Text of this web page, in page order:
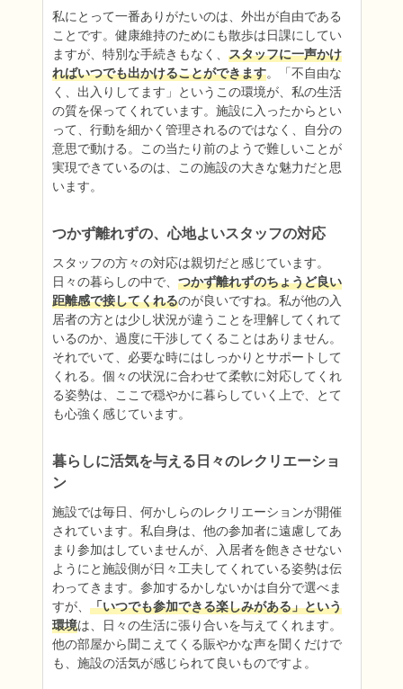
私にとって一番ありがたいのは、外出が自由である
ことです。健康維持のためにも散歩は日課にしてい
ますが、特別な手続きもなく、 スタッフに一声かけ
ればいつでも出かけることができます。「不自由な
く、出入りしてます」というこの環境が、私の生活
の質を保ってくれています。施設に入ったからとい
って、行動を細かく管理されるのではなく、自分の
意思で動ける。この当たり前のようで難しいことが
実現できているのは、この施設の大きな魅力だと思
います。
つかず離れずの、心地よいスタッフの対応
スタッフの方々の対応は親切だと感じています。
日々の暮らしの中で、 つかず離れずのちょうど良い
距離感で接してくれるのが良いですね。私が他の入
居者の方とは少し状況が違うことを理解してくれて
いるのか、過度に干渉してくることはありません。
それでいて、必要な時にはしっかりとサポートして
くれる。個々の状況に合わせて柔軟に対応してくれ
る姿勢は、ここで穏やかに暮らしていく上で、とて
も心強く感じています。
暮らしに活気を与える日々のレクリエーショ
ン
施設では毎日、何かしらのレクリエーションが開催
されています。私自身は、他の参加者に遠慮してあ
まり参加はしていませんが、入居者を飽きさせない
ようにと施設側が日々工夫してくれている姿勢は伝
わってきます。参加するかしないかは自分で選べま
すが、 「いつでも参加できる楽しみがある」という
環境は、日々の生活に張り合いを与えてくれます。
他の部屋から聞こえてくる賑やかな声を聞くだけで
も、施設の活気が感じられて良いものですよ。